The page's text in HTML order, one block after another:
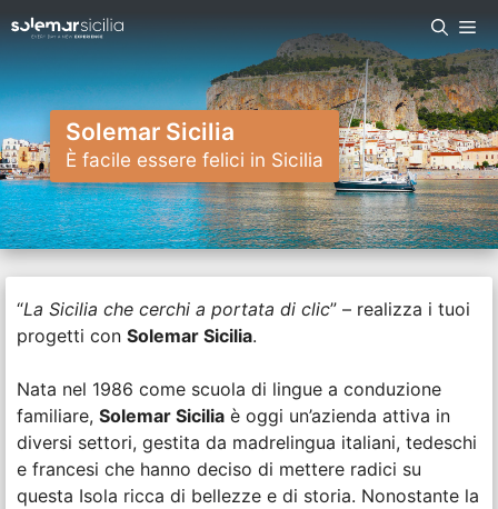
contenuto
Solemar Sicilia
È facile essere felici in Sicilia
“La Sicilia che cerchi a portata di clic” – realizza i tuoi
progetti con Solemar Sicilia.
Nata nel 1986 come scuola di lingue a conduzione
familiare, Solemar Sicilia è oggi un’azienda attiva in
diversi settori, gestita da madrelingua italiani, tedeschi
e francesi che hanno deciso di mettere radici su
questa Isola ricca di bellezze e di storia. Nonostante la